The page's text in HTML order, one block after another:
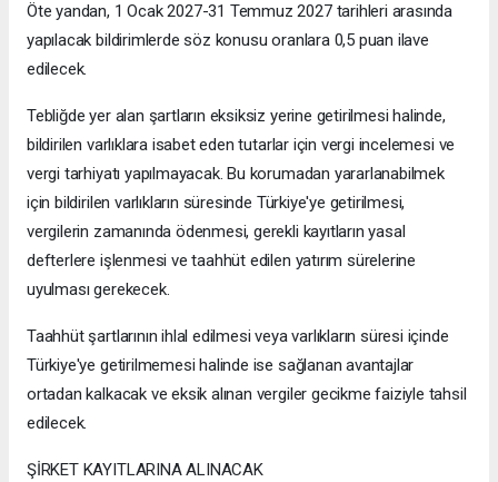
Öte yandan, 1 Ocak 2027-31 Temmuz 2027 tarihleri arasında
yapılacak bildirimlerde söz konusu oranlara 0,5 puan ilave
edilecek.
Tebliğde yer alan şartların eksiksiz yerine getirilmesi halinde,
bildirilen varlıklara isabet eden tutarlar için vergi incelemesi ve
vergi tarhiyatı yapılmayacak. Bu korumadan yararlanabilmek
için bildirilen varlıkların süresinde Türkiye'ye getirilmesi,
vergilerin zamanında ödenmesi, gerekli kayıtların yasal
defterlere işlenmesi ve taahhüt edilen yatırım sürelerine
uyulması gerekecek.
Taahhüt şartlarının ihlal edilmesi veya varlıkların süresi içinde
Türkiye'ye getirilmemesi halinde ise sağlanan avantajlar
ortadan kalkacak ve eksik alınan vergiler gecikme faiziyle tahsil
edilecek.
ŞİRKET KAYITLARINA ALINACAK